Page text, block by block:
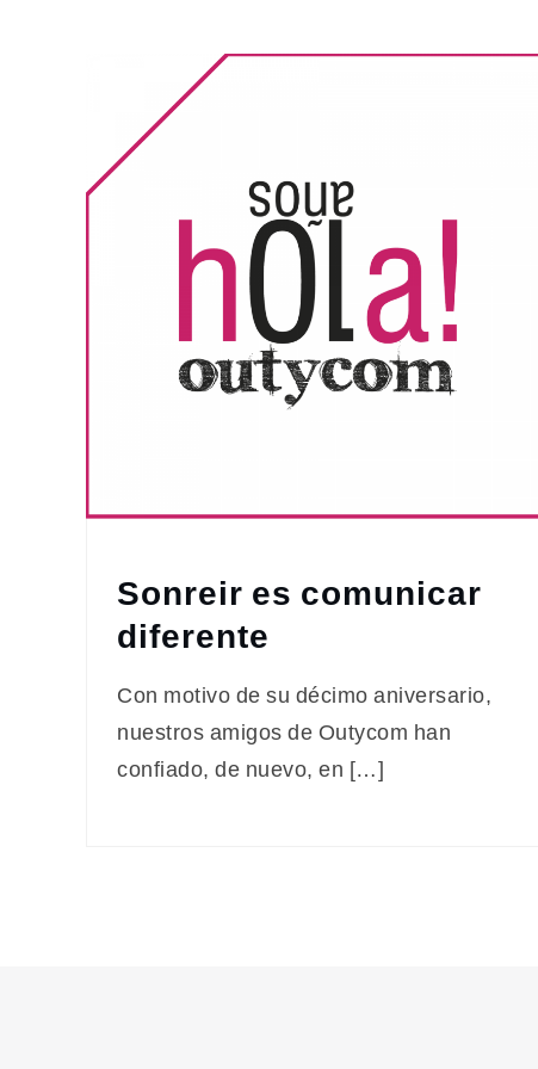
Sonreir es comunicar
diferente
Con motivo de su décimo aniversario,
nuestros amigos de Outycom han
confiado, de nuevo, en […]